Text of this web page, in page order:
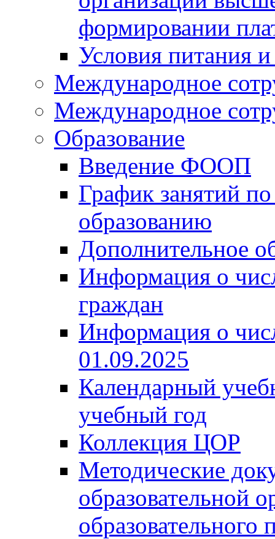
формировании
Условия питания
Международное
Международное
Образование
Введение ФООП
График занятий
образованию
Дополнительное
Информация о
граждан
Информация о
01.09.2025
Календарный
учебный год
Коллекция ЦОР
Методические
образовательной
образовательного